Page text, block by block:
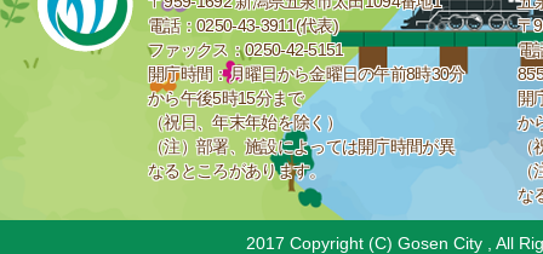
電話：0250-43-3911(代表)
ファックス：0250-42-5151
開庁時間：月曜日から金曜日の午前8時30分
から午後5時15分まで
（祝日、年末年始を除く）
（注）部署、施設によっては開庁時間が異
なるところがあります。
〒
電
開
か
な
2017 Copyright (C) Gosen City , All